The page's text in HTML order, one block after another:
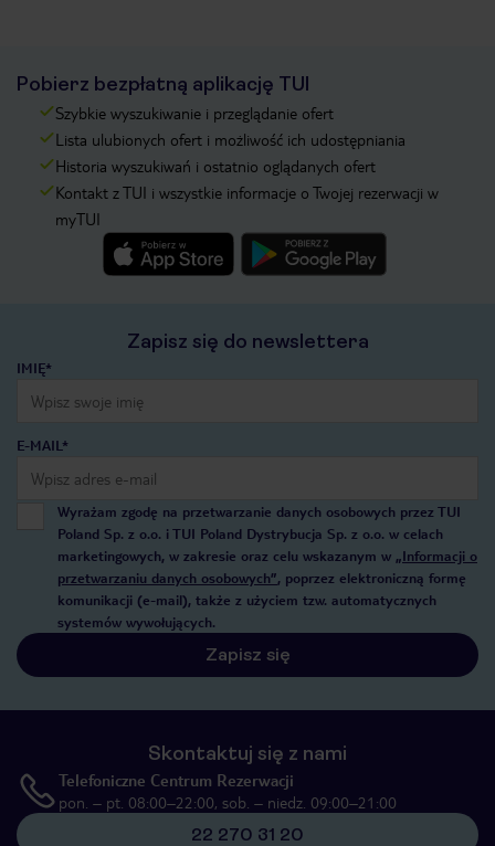
Pobierz bezpłatną aplikację TUI
Szybkie wyszukiwanie i przeglądanie ofert
Lista ulubionych ofert i możliwość ich udostępniania
Historia wyszukiwań i ostatnio oglądanych ofert
Kontakt z TUI i wszystkie informacje o Twojej rezerwacji w
myTUI
Zapisz się do newslettera
IMIĘ*
E-MAIL*
Wyrażam zgodę na przetwarzanie danych osobowych przez TUI
Poland Sp. z o.o. i TUI Poland Dystrybucja Sp. z o.o. w celach
marketingowych, w zakresie oraz celu wskazanym w „Informacji o
przetwarzaniu danych osobowych”, poprzez elektroniczną formę
komunikacji (e-mail), także z użyciem tzw. automatycznych
systemów wywołujących.
Zapisz się
Skontaktuj się z nami
Telefoniczne Centrum Rezerwacji
pon. – pt. 08:00–22:00, sob. – niedz. 09:00–21:00
22 270 31 20